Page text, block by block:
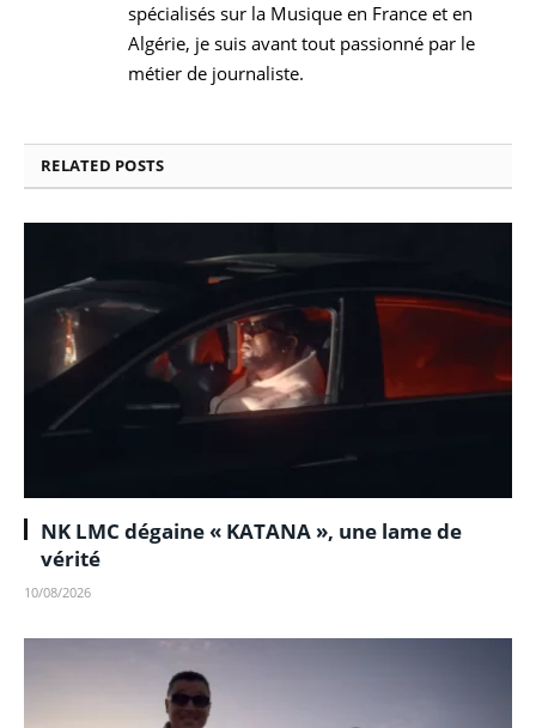
spécialisés sur la Musique en France et en
Algérie, je suis avant tout passionné par le
métier de journaliste.
RELATED POSTS
NK LMC dégaine « KATANA », une lame de
vérité
10/08/2026